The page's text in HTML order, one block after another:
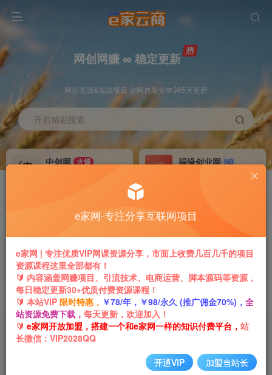
网创网赚 ∞ 稳定更新
网创资源&实战项目 全网首发全年365天更新
开启精彩搜索
中创网 火爆
福缘创业网 NB
永久VIP价值198元
免费下载全站资源
推广返利 70%
专属链接提现快
加盟本站 躺赚
首页 网创项目 引流推广 正文
才霄网创28讲第06讲：零基础快速精通ps核心技
术，网创之路的必备绝技
关注 私信
e家网-专注分享互联网项目
e家网 | 专注优质VIP网课资源分享，市面上收费几百几千的项目
资源课程这里全部都有！
🔰 内容涵盖网赚项目、引流技术、电商运营、脚本源码等资源，
每日稳定更新30+优质付费资源课程！
🔰 本站VIP 限时特惠， ￥78/年，￥98/永久 (推广佣金70%)， 全
站资源免费下载， 每天更新，欢迎加入！
🔰 e家网开放加盟，搭建一个和e家网一样的知识付费平台， 站
长微信：VIP2028QQ
开通VIP 加盟当站长